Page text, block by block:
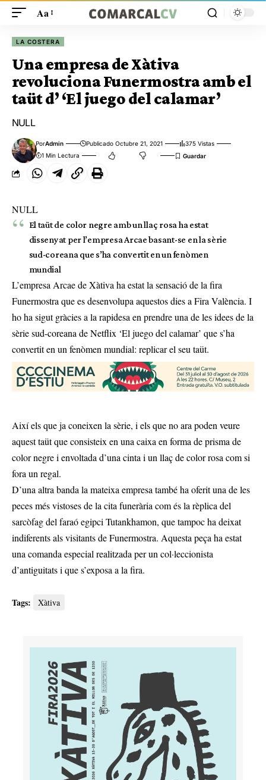
Aa
LA COSTERA
Una empresa de Xàtiva
revoluciona Funermostra amb el
taüt d’ ‘El juego del calamar’
NULL
PorAdmin Publicado Octubre 21, 2021
375 Vistas
1 Min Lectura
NULL
El taüt de color negre amb un llaç rosa ha estat
dissenyat per l’empresa Arcae basant-se en la sèrie
sud-coreana que s’ha convertit en un fenòmen
mundial
L’empresa Arcae de Xàtiva ha estat la sensació de la fira
Funermostra que es desenvolupa aquestos dies a Fira València. I
ho ha sigut gràcies a la rapidesa en prendre una de les idees de la
sèrie sud-coreana de Netflix ‘El juego del calamar’ que s’ha
convertit en un fenòmen mundial: replicar el seu taüt.
Així els que ja coneixen la sèrie, i els que no ara poden veure
aquest taüt que consisteix en una caixa en forma de prisma de
color negre i envoltada d’una cinta i un llaç de color rosa com si
fora un regal.
D’una altra banda la mateixa empresa també ha oferit una de les
peces més vistoses de la cita funerària com és la rèplica del
sarcòfag del faraó egipci Tutankhamon, que tampoc ha deixat
indiferents als visitants de Funermostra. Aquesta peça ha estat
una comanda especial realitzada per un col·leccionista
d’antiguitats i que s’exposa a la fira.
Tags: Xàtiva